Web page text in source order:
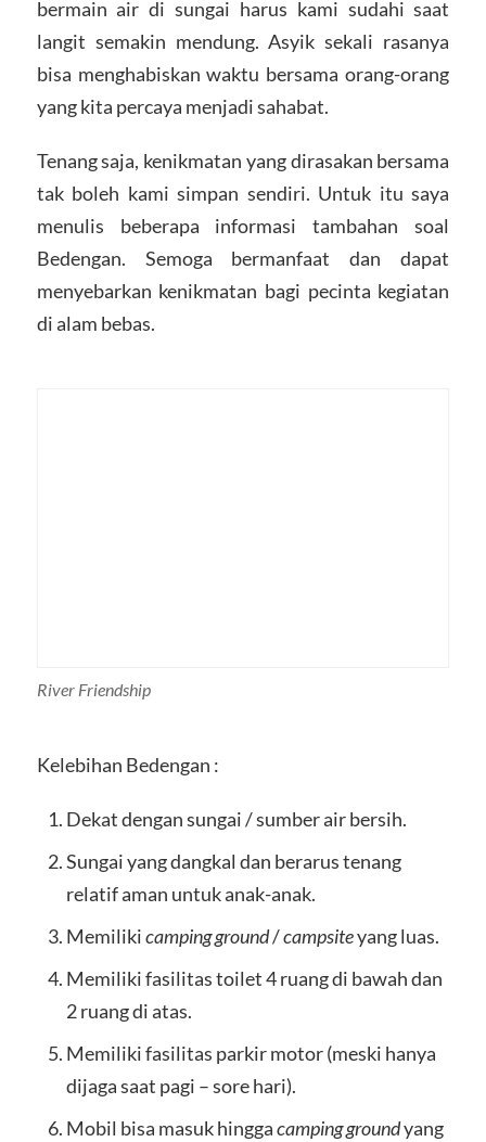
bermain air di sungai harus kami sudahi saat
langit semakin mendung. Asyik sekali rasanya
bisa menghabiskan waktu bersama orang-orang
yang kita percaya menjadi sahabat.
Tenang saja, kenikmatan yang dirasakan bersama
tak boleh kami simpan sendiri. Untuk itu saya
menulis beberapa informasi tambahan soal
Bedengan. Semoga bermanfaat dan dapat
menyebarkan kenikmatan bagi pecinta kegiatan
di alam bebas.
River Friendship
Kelebihan Bedengan :
Dekat dengan sungai / sumber air bersih.
Sungai yang dangkal dan berarus tenang
relatif aman untuk anak-anak.
Memilikicamping ground/campsiteyang luas.
Memiliki fasilitas toilet 4 ruang di bawah dan
2 ruang di atas.
Memiliki fasilitas parkir motor (meski hanya
dijaga saat pagi – sore hari).
Mobil bisa masuk hinggacamping groundyang